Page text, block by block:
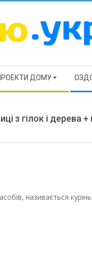
ДОМУ
з гілок і дерева +
називається